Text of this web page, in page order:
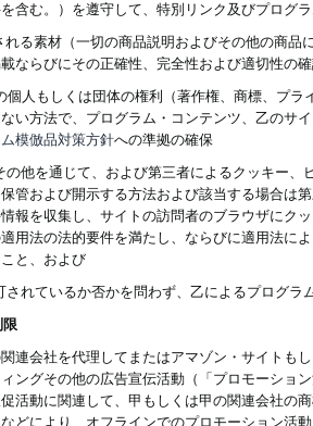
含む。）を遵守して、特別リンク及びプログ
れる素材（一切の商品説明およびその他の商
ならびにその正確性、完全性および適切性の
個人もしくは団体の権利（著作権、商標、プ
い方法で、プログラム・コンテンツ、乙のサ
模倣品対策方針への準拠の確保
の他を通じて、および第三者によるクッキー
管および開示する方法および該当する場合は
報を収集し、サイトの訪問者のブラウザにク
用法の法的要件を満たし、ならびに適用法に
と、および
されているか否かを問わず、乙によるプログ
連会社を代理してまたはアマゾン・サイトも
ングその他の広告宣伝活動（「プロモーショ
活動に関連して、甲もしくは甲の関連会社の
どにより、オフラインでのプロモーション活